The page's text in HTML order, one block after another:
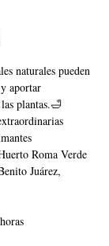
naturales pueden
aportar
plantas.🛁
Roma Verde
Juárez,